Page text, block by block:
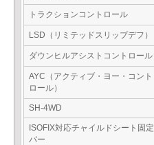
トラクションコントロール
LSD（リミテッドスリップデフ）
ダウンヒルアシストコントロール
AYC（アクティブ・ヨー・コント
ロール）
SH-4WD
ISOFIX対応チャイルドシート固定
バー